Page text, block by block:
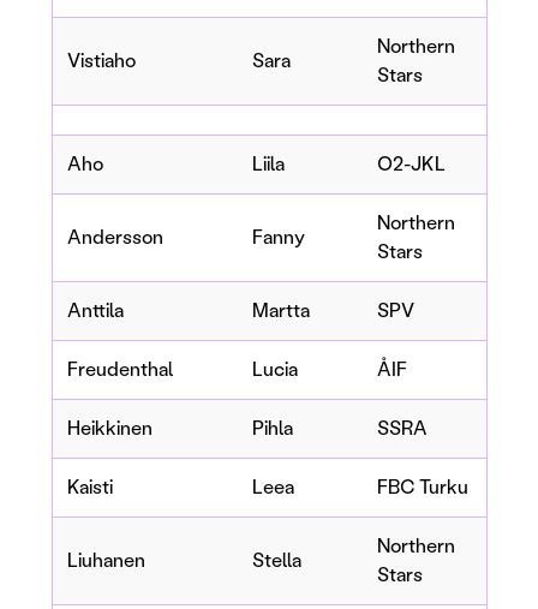
Vistiaho Sara
Northern
Stars
Aho Liila O2-JKL
Andersson Fanny
Northern
Stars
Anttila Martta SPV
Freudenthal Lucia ÅIF
Heikkinen Pihla SSRA
Kaisti Leea FBC Turku
Liuhanen Stella
Northern
Stars